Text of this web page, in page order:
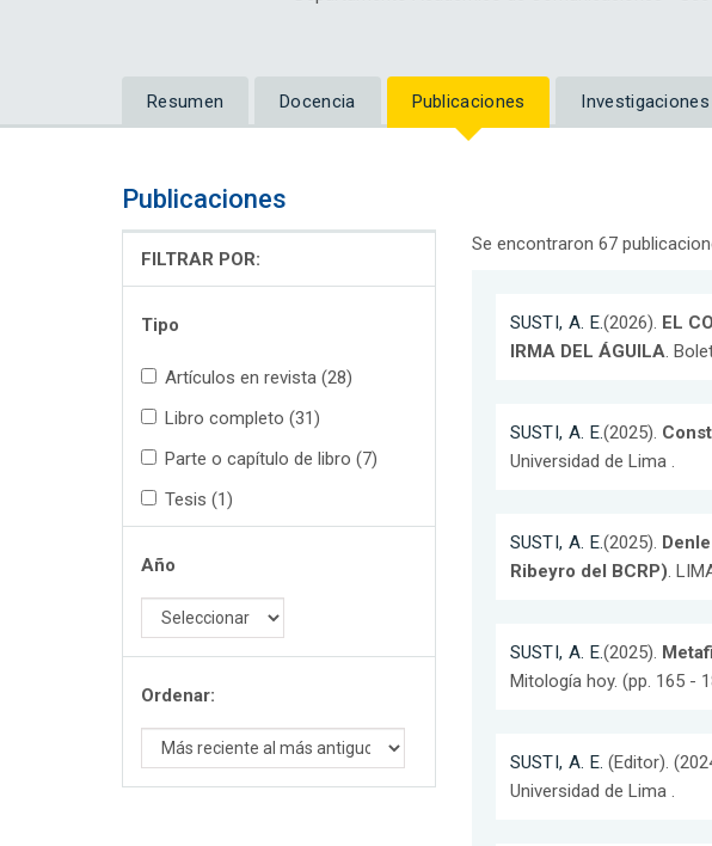
Resumen Docencia Publicaciones Investigaciones
Publicaciones
FILTRAR POR:
Tipo
Artículos en revista (28)
Libro completo (31)
Parte o capítulo de libro (7)
Tesis (1)
Año
Ordenar:
Se encontraron 67
SUSTI, A. E.(2026). EL
IRMA DEL ÁGUILA.
SUSTI, A. E.(2025).
Universidad de Lima .
SUSTI, A. E.(2025).
Ribeyro del BCRP).
SUSTI, A. E.(2025).
Mitología hoy. (pp. 165 -
SUSTI, A. E. (Editor).
Universidad de Lima .